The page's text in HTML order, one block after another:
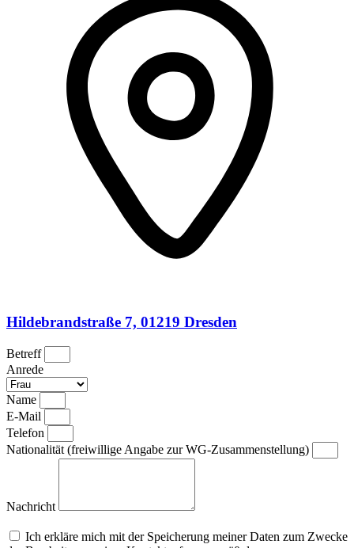
Hildebrandstraße 7, 01219 Dresden
Betreff
Anrede
Name
E-Mail
Telefon
Nationalität (freiwillige Angabe zur WG-Zusammenstellung)
Nachricht
Ich erkläre mich mit der Speicherung meiner Daten zum Zwecke